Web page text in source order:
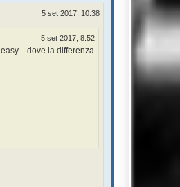
5 set 2017, 10:38
5 set 2017, 8:52
...dove la differenza